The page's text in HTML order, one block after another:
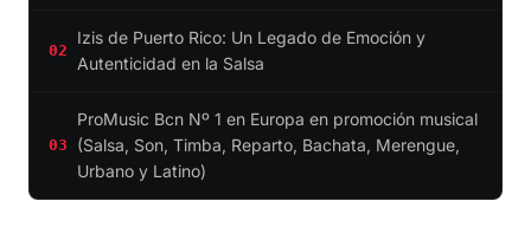
02
Izis de Puerto Rico: Un Legado de Emoción y
Autenticidad en la Salsa
03
ProMusic Bcn Nº 1 en Europa en promoción musical
(Salsa, Son, Timba, Reparto, Bachata, Merengue,
Urbano y Latino)